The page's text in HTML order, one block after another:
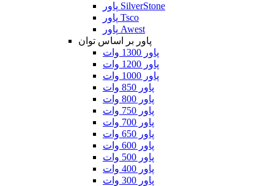
پاور SilverStone
پاور Tsco
پاور Awest
پاور بر اساس توان
پاور 1300 وات
پاور 1200 وات
پاور 1000 وات
پاور 850 وات
پاور 800 وات
پاور 750 وات
پاور 700 وات
پاور 650 وات
پاور 600 وات
پاور 500 وات
پاور 400 وات
پاور 300 وات